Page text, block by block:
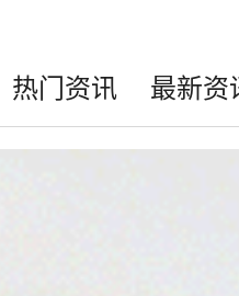
热门资讯 最新资